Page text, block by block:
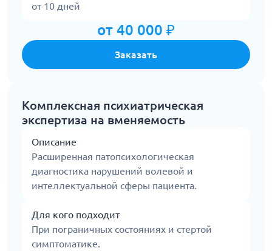
от 10 дней
от 40 000 ₽
Заказать
Комплексная психиатрическая
экспертиза на вменяемость
Описание
Расширенная патопсихологическая
диагностика нарушений волевой и
интеллектуальной сферы пациента.
Для кого подходит
При пограничных состояниях и стертой
симптоматике.